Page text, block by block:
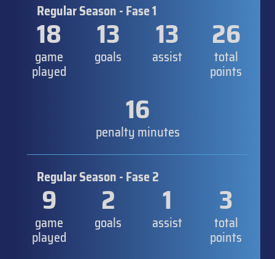
Regular Season - Fase 1
18
game
played
13
goals
13
assist
26
total
points
16
penalty minutes
Regular Season - Fase 2
9
game
played
2
goals
1
assist
3
total
points